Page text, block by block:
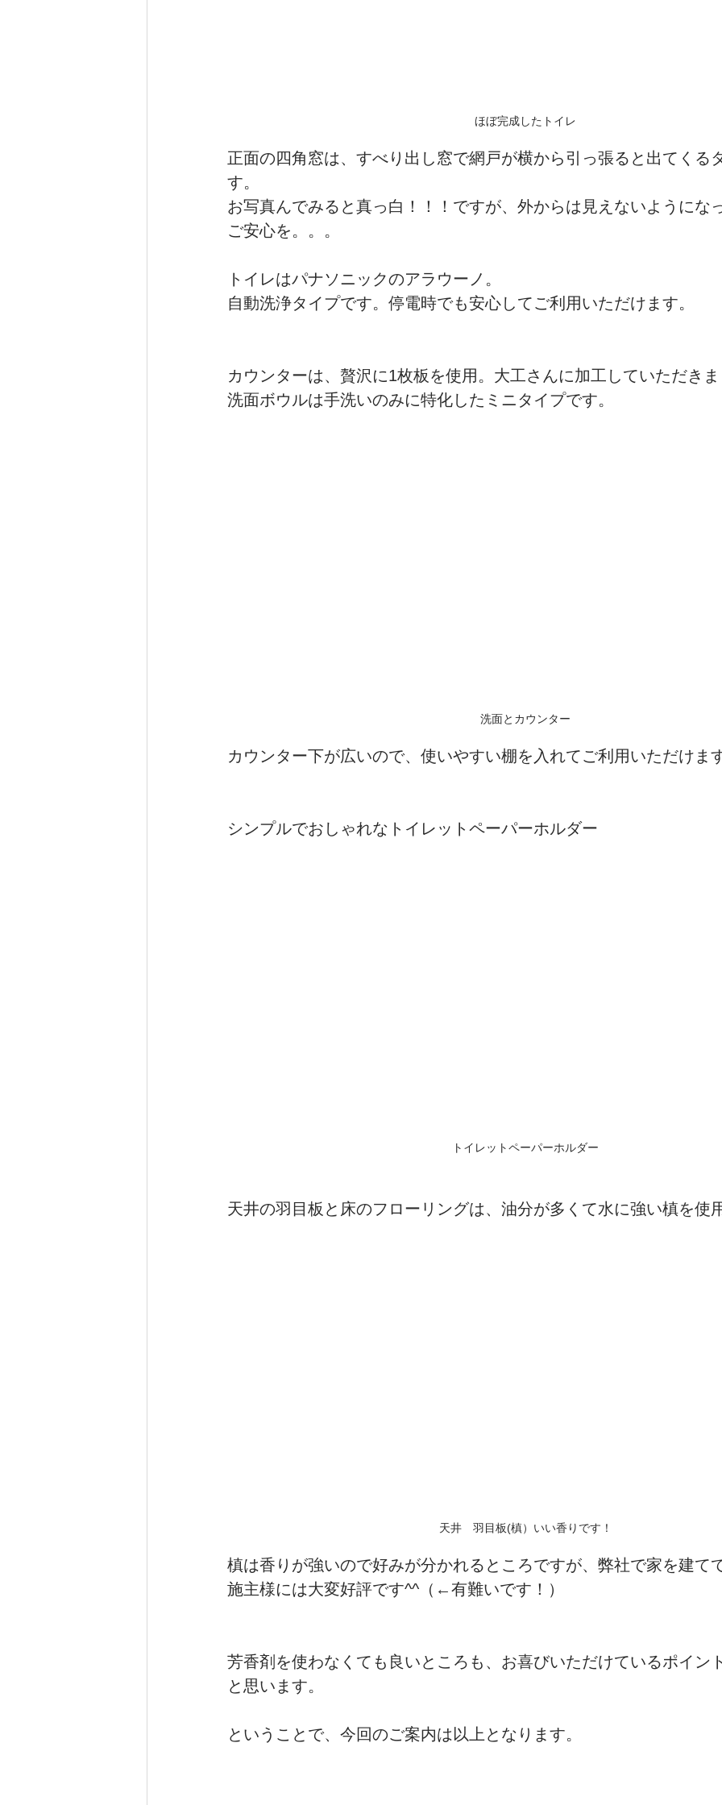
ほぼ完成したトイレ
正面の四角窓は、すべり出し窓で網戸が横から引っ張ると出てくる
す。
お写真んでみると真っ白！！！ですが、外からは見えないようにな
ご安心を。。。
トイレはパナソニックのアラウーノ。
自動洗浄タイプです。停電時でも安心してご利用いただけます。
カウンターは、贅沢に1枚板を使用。大工さんに加工していただき
洗面ボウルは手洗いのみに特化したミニタイプです。
洗面とカウンター
カウンター下が広いので、使いやすい棚を入れてご利用いただけま
シンプルでおしゃれなトイレットペーパーホルダー
トイレットペーパーホルダー
天井の羽目板と床のフローリングは、油分が多くて水に強い槙を使
天井　羽目板(槙）いい香りです！
槙は香りが強いので好みが分かれるところですが、弊社で家を建て
施主様には大変好評です^^（←有難いです！）
芳香剤を使わなくても良いところも、お喜びいただけているポイン
と思います。
ということで、今回のご案内は以上となります。